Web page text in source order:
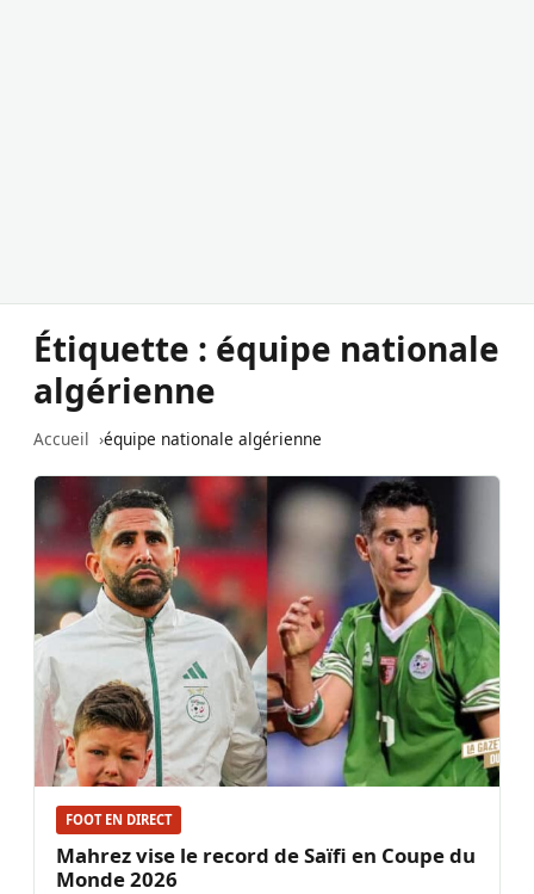
Étiquette : équipe nationale
algérienne
Accueil équipe nationale algérienne
FOOT EN DIRECT
Mahrez vise le record de Saïfi en Coupe du
Monde 2026